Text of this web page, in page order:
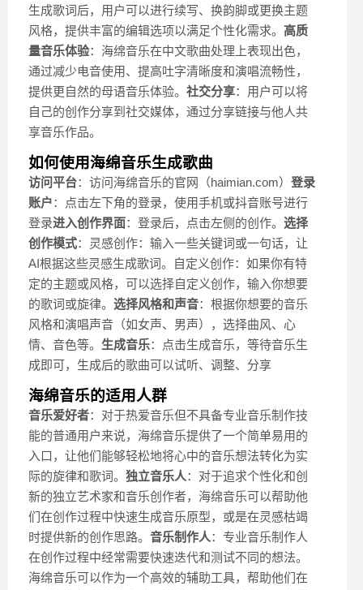
生成歌词后，用户可以进行续写、换韵脚或更换主题
风格，提供丰富的编辑选项以满足个性化需求。 高质
量音乐体验：海绵音乐在中文歌曲处理上表现出色，
通过减少电音使用、提高吐字清晰度和演唱流畅性，
提供更自然的母语音乐体验。 社交分享：用户可以将
自己的创作分享到社交媒体，通过分享链接与他人共
享音乐作品。
如何使用海绵音乐生成歌曲
访问平台：访问海绵音乐的官网（haimian.com） 登录
账户：点击左下角的登录，使用手机或抖音账号进行
登录进入创作界面：登录后，点击左侧的创作。 选择
创作模式：灵感创作：输入一些关键词或一句话，让
AI根据这些灵感生成歌词。自定义创作：如果你有特
定的主题或风格，可以选择自定义创作，输入你想要
的歌词或旋律。 选择风格和声音：根据你想要的音乐
风格和演唱声音（如女声、男声），选择曲风、心
情、音色等。 生成音乐：点击生成音乐，等待音乐生
成即可，生成后的歌曲可以试听、调整、分享
海绵音乐的适用人群
音乐爱好者：对于热爱音乐但不具备专业音乐制作技
能的普通用户来说，海绵音乐提供了一个简单易用的
入口，让他们能够轻松地将心中的音乐想法转化为实
际的旋律和歌词。 独立音乐人：对于追求个性化和创
新的独立艺术家和音乐创作者，海绵音乐可以帮助他
们在创作过程中快速生成音乐原型，或是在灵感枯竭
时提供新的创作思路。 音乐制作人：专业音乐制作人
在创作过程中经常需要快速迭代和测试不同的想法。
海绵音乐可以作为一个高效的辅助工具，帮助他们在